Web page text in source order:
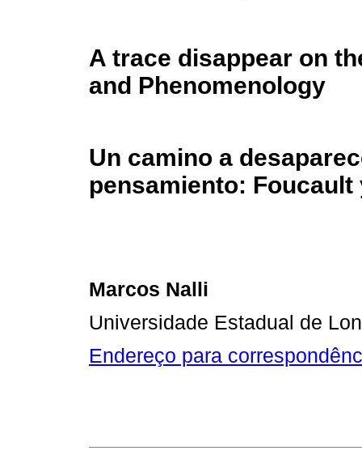
A trace disappear on
and Phenomenology
Un camino a
pensamiento:
Marcos Nalli
Universidade Estadual de
Endereço para